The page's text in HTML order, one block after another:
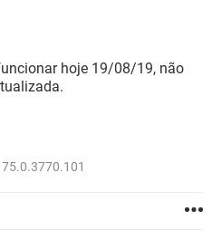
GMAIL
EXCEL
hoje 19/08/19, não